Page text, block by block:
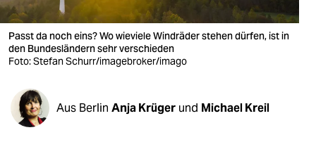
verlag
verlag
shop
fragen & hilfe
Passt da noch eins? Wo wieviele Windräder stehen dürfen, ist in
den Bundesländern sehr verschieden
Foto: Stefan Schurr/imagebroker/imago
Aus Berlin Anja Krüger und Michael Kreil